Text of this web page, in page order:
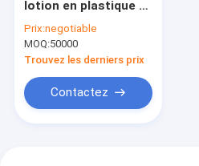
lotion en plastique /
liquide pour bouteille
de shampooing
Prix:negotiable
MOQ:50000
Trouvez les derniers prix
Contactez